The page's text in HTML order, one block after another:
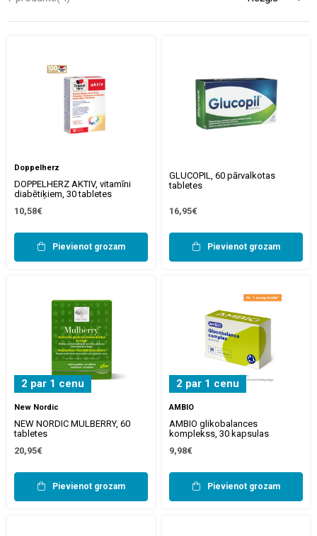
Doppelherz
DOPPELHERZ AKTIV, vitamīni
diabētiķiem, 30 tabletes
10,58€
Pievienot grozam
GLUCOPIL, 60 pārvalkotas
tabletes
16,95€
Pievienot grozam
2 par 1 cenu
New Nordic
NEW NORDIC MULBERRY, 60
tabletes
20,95€
Pievienot grozam
2 par 1 cenu
AMBIO
AMBIO glikobalances
komplekss, 30 kapsulas
9,98€
Pievienot grozam